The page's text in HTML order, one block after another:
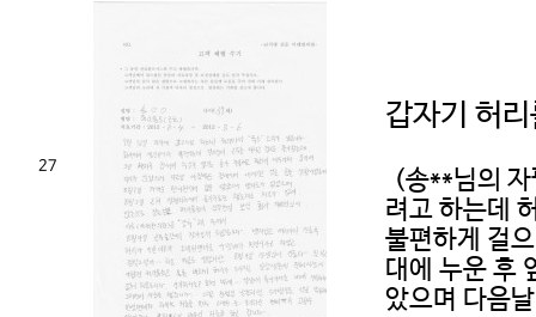
27
갑자기 허
(송**님의
려고 하는데
불편하게 걸
대에 누운 후
았으며 다음